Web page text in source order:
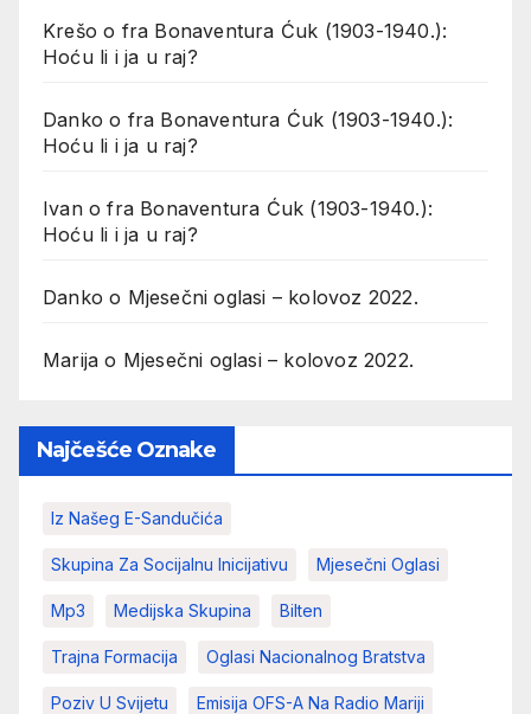
Krešo o fra Bonaventura Ćuk (1903-1940.):
Hoću li i ja u raj?
Danko o fra Bonaventura Ćuk (1903-1940.):
Hoću li i ja u raj?
Ivanofra Bonaventura Ćuk (1903-1940.):
Hoću li i ja u raj?
Danko o Mjesečni oglasi – kolovoz 2022.
Marija o Mjesečni oglasi – kolovoz 2022.
Najčešće Oznake
Iz Našeg E-Sandučića
Skupina Za Socijalnu Inicijativu Mjesečni Oglasi
Mp3 Medijska Skupina Bilten
Trajna Formacija Oglasi Nacionalnog Bratstva
Poziv U Svijetu Emisija OFS-A Na Radio Mariji